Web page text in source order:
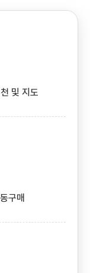
및 지도
구매